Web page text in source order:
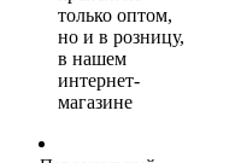
только оптом,
но и в розницу,
в нашем
интернет-
магазине